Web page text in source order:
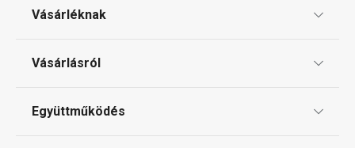
Vásárléknak
Gyakori kérdések
Vásárlásról
Együttműködés